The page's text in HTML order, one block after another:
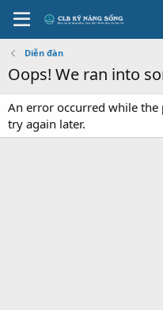
Diễn đàn
Oops! We ran into
An error occurred while the
try again later.